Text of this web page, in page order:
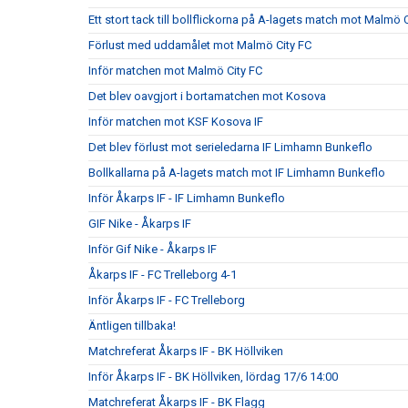
Ett stort tack till bollflickorna på A-lagets match mot Malmö
Förlust med uddamålet mot Malmö City FC
Inför matchen mot Malmö City FC
Det blev oavgjort i bortamatchen mot Kosova
Inför matchen mot KSF Kosova IF
Det blev förlust mot serieledarna IF Limhamn Bunkeflo
Bollkallarna på A-lagets match mot IF Limhamn Bunkeflo
Inför Åkarps IF - IF Limhamn Bunkeflo
GIF Nike - Åkarps IF
Inför Gif Nike - Åkarps IF
Åkarps IF - FC Trelleborg 4-1
Inför Åkarps IF - FC Trelleborg
Äntligen tillbaka!
Matchreferat Åkarps IF - BK Höllviken
Inför Åkarps IF - BK Höllviken, lördag 17/6 14:00
Matchreferat Åkarps IF - BK Flagg